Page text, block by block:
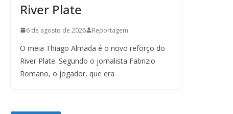
River Plate
6 de agosto de 2026 Reportagem
O meia Thiago Almada é o novo reforço do
River Plate. Segundo o jornalista Fabrizio
Romano, o jogador, que era